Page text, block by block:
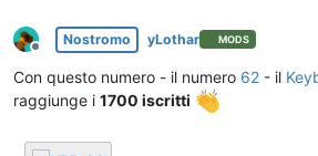
Non in linea
Nostromo yLothar MODS
Con questo numero - il numero 62 - il
raggiunge i 1700 iscritti